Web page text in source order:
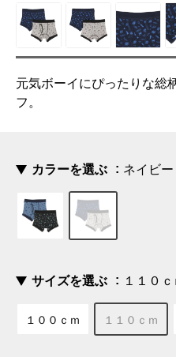
元気ボーイにぴったりな総
フ。
カラーを選ぶ ネイビー
サイズを選ぶ １１０ｃ
１００ｃｍ １１０ｃｍ